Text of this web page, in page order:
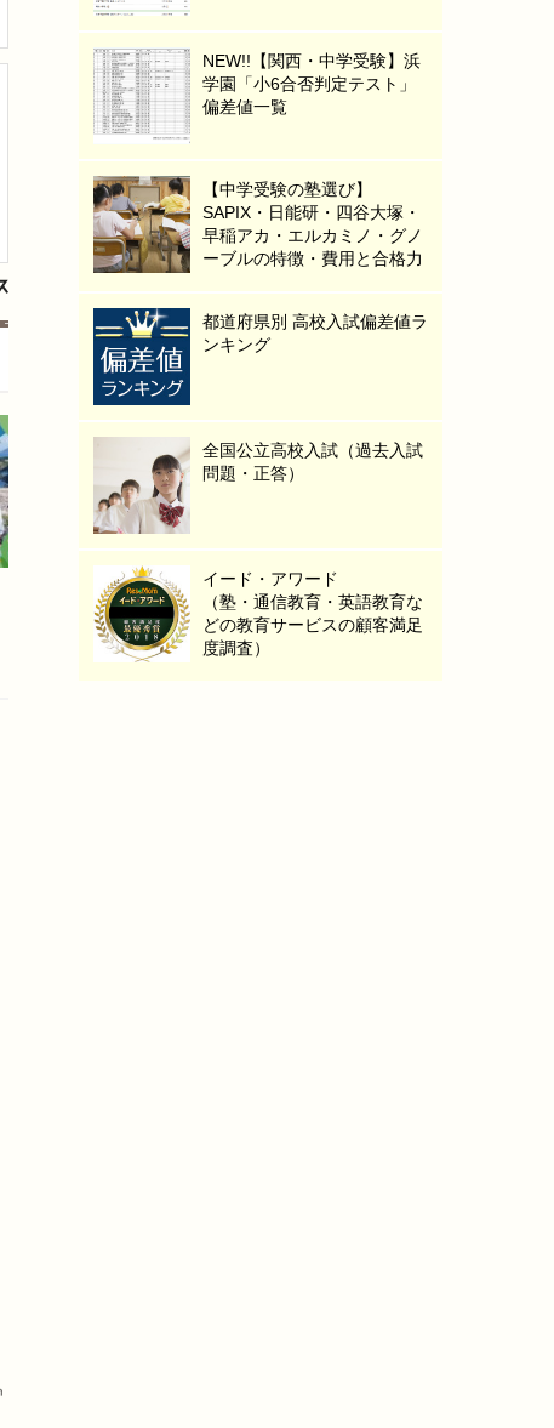
NEW!!【関西・中学受験】浜
学園「小6合否判定テスト」
偏差値一覧
【中学受験の塾選び】
SAPIX・日能研・四谷大塚・
早稲アカ・エルカミノ・グノ
ーブルの特徴・費用と合格力
都道府県別 高校入試偏差値ラ
ンキング
全国公立高校入試（過去入試
問題・正答）
イード・アワード
（塾・通信教育・英語教育な
どの教育サービスの顧客満足
度調査）